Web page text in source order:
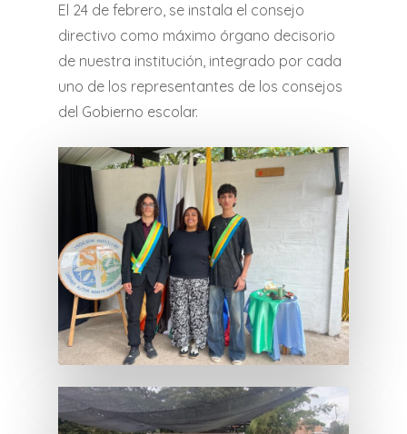
El 24 de febrero, se instala el consejo
directivo como máximo órgano decisorio
de nuestra institución, integrado por cada
uno de los representantes de los consejos
del Gobierno escolar.